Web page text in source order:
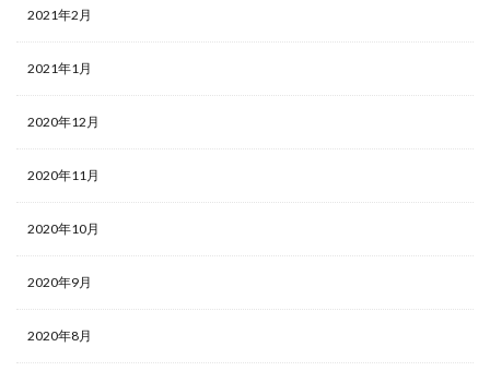
2021年2月
2021年1月
2020年12月
2020年11月
2020年10月
2020年9月
2020年8月